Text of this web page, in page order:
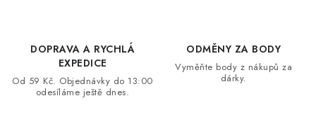
DOPRAVA A RYCHLÁ
EXPEDICE
Od 59 Kč. Objednávky do 13:00
odesíláme ještě dnes.
ODMĚNY ZA BODY
Vyměňte body z nákupů za
dárky.